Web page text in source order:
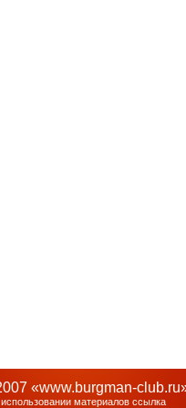
«www.burgman-
материалов ссылка